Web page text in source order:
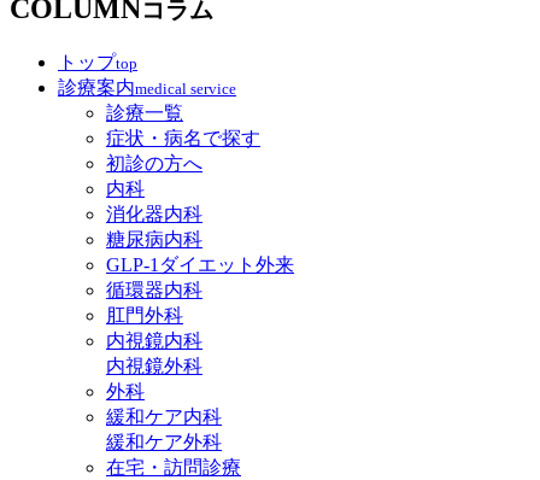
COLUMNコラム
トップtop
診療案内medical service
診療一覧
症状・病名で探す
初診の方へ
内科
消化器内科
糖尿病内科
GLP‐1ダイエット外来
循環器内科
肛門外科
内視鏡内科
内視鏡外科
外科
緩和ケア内科
緩和ケア外科
在宅・訪問診療